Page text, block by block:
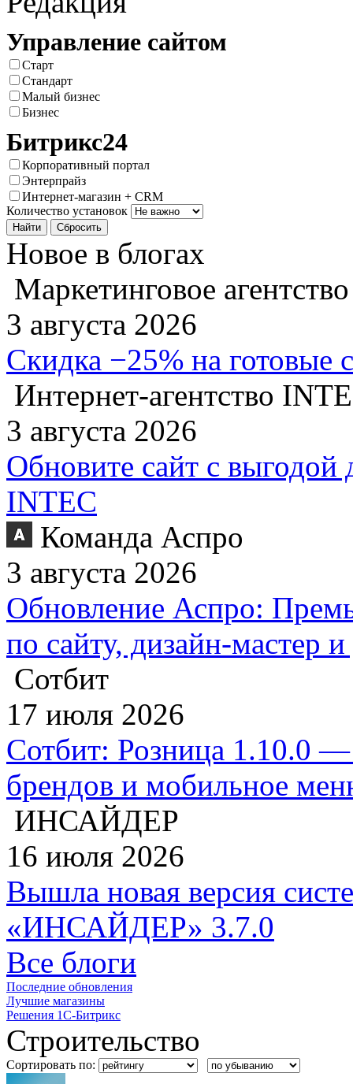
Управление сайтом
Старт
Стандарт
Малый бизнес
Бизнес
Битрикс24
Корпоративный портал
Энтерпрайз
Интернет-магазин + CRM
Количество установок
Новое в блогах
Маркетинговое
3 августа 2026
Скидка −25% на готовые
Интернет-агентство
3 августа 2026
Обновите сайт с выгодой
INTEC
Команда Аспро
3 августа 2026
Обновление Аспро:
по сайту, дизайн-мастер
Сотбит
17 июля 2026
Сотбит: Розница 1.10.0 —
брендов и мобильное
ИНСАЙДЕР
16 июля 2026
Вышла новая версия
«ИНСАЙДЕР» 3.7.0
Все блоги
Последние обновления
Лучшие магазины
Решения 1С-Битрикс
Строительство
Сортировать по: